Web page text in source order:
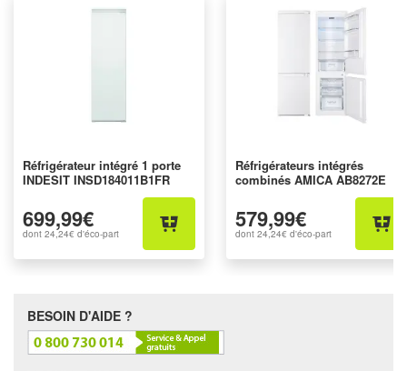
Réfrigérateur intégré 1 porte
INDESIT INSD184011B1FR
699,99€
dont 24,24€ d'éco-part
Réfrigérateurs intégrés
combinés AMICA AB8272E
579,99€
dont 24,24€ d'éco-part
BESOIN D'AIDE ?